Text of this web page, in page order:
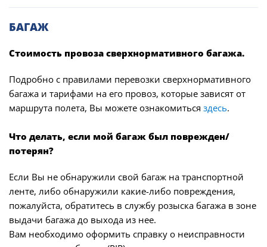
БАГАЖ
Стоимость провоза сверхнормативного багажа.
Подробно с правилами перевозки сверхнормативного
багажа и тарифами на его провоз, которые зависят от
маршрута полета, Вы можете ознакомиться здесь.
Что делать, если мой багаж был поврежден/
потерян?
Если Вы не обнаружили свой багаж на транспортной
ленте, либо обнаружили какие-либо повреждения,
пожалуйста, обратитесь в службу розыска багажа в зоне
выдачи багажа до выхода из нее.
Вам необходимо оформить справку о неисправности